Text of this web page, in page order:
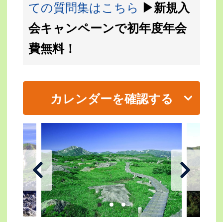
ての質問集はこちら ▶新規入
会キャンペーンで初年度年会
費無料！
カレンダーを確認する